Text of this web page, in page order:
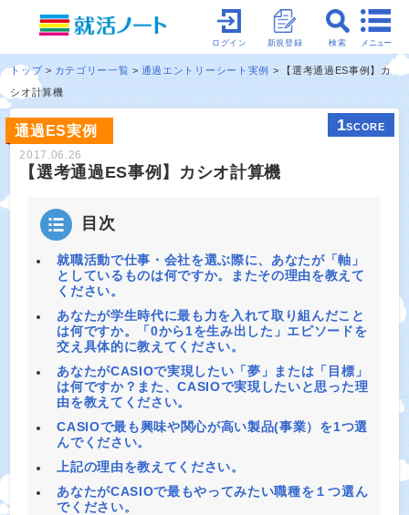
メニュー
検索
新規登録
ログイン
トップ カテゴリー一覧 通過エントリーシート実例
【選考通過ES事例】カ
シオ計算機
通過ES実例 1SCORE
2017.06.26
【選考通過ES事例】カシオ計算機
目次
就職活動で仕事・会社を選ぶ際に、あなたが「軸」
としているものは何ですか。またその理由を教えて
ください。
あなたが学生時代に最も力を入れて取り組んだこと
は何ですか。「0から1を生み出した」エピソードを
交え具体的に教えてください。
あなたがCASIOで実現したい「夢」または「目標」
は何ですか？また、CASIOで実現したいと思った理
由を教えてください。
CASIOで最も興味や関心が高い製品(事業）を1つ選
んでください。
上記の理由を教えてください。
あなたがCASIOで最もやってみたい職種を１つ選ん
でください。